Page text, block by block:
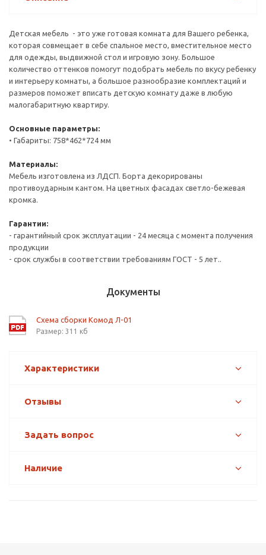
Детская мебель - это уже готовая комната для Вашего ребенка,
которая совмещает в себе спальное место, вместительное место
для одежды, выдвижной стол и игровую зону. Большое
количество оттенков помогут подобрать мебель по вкусу ребенку
и интерьеру комнаты, а большое разнообразие комплектаций и
размеров поможет вписать детскую комнату даже в любую
малогабаритную квартиру.
Основные параметры:
• Габариты: 758*462*724 мм
Материалы:
Мебель изготовлена из ЛДСП. Борта декорированы
противоударным кантом. На цветных фасадах светло-бежевая
кромка.
Гарантии:
- гарантийный срок эксплуатации - 24 месяца с момента получения
продукции
- срок службы в соответствии требованиям ГОСТ - 5 лет..
Документы
Схема сборки Комод Л-01
Размер: 311 кб
Характеристики
Отзывы
Задать вопрос
Наличие